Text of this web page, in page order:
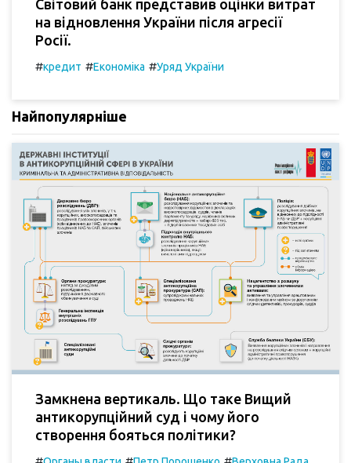
Світовий банк представив оцінки витрат
на відновлення України після агресії
Росії.
#кредит #Економіка #Уряд України
Найпопулярніше
Замкнена вертикаль. Що таке Вищий
антикорупційний суд і чому його
створення бояться політики?